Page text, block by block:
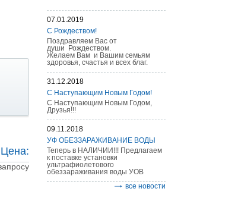
Цена:
07.01.2019
С Рождеством!
Поздравляем Вас от
души Рождеством.
Желаем Вам и Вашим семьям
здоровья, счастья и всех благ.
31.12.2018
С Наступающим Новым Годом!
С Наступающим Новым Годом,
Друзья!!!
09.11.2018
УФ ОБЕЗЗАРАЖИВАНИЕ ВОДЫ
Теперь в НАЛИЧИИ!!! Предлагаем
к поставке установки
ультрафиолетового
обеззараживания воды УОВ
все новости